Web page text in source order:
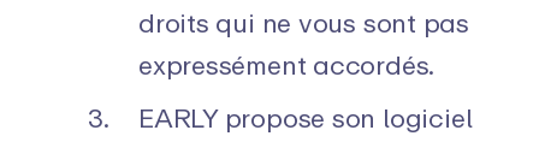
droits qui ne vous sont pas
expressément accordés.
EARLY propose son logiciel